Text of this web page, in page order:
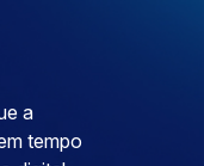
a
tempo